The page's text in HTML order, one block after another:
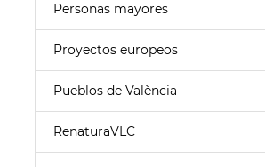
Personas mayores
Proyectos europeos
Pueblos de València
RenaturaVLC